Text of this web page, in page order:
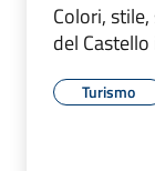
Colori,
del Castello
Turismo